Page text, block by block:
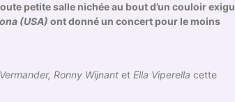
petite salle nichée au bout d’un couloir exigu
(USA) ont donné un concert pour le moins
Ronny Wijnant et Ella Viperella cette